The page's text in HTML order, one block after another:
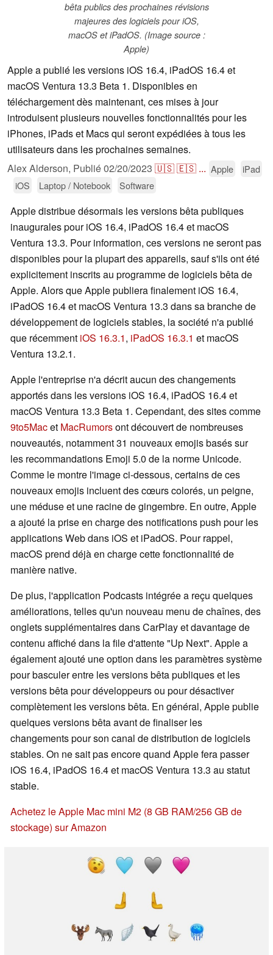
bêta publics des prochaines révisions
majeures des logiciels pour iOS,
macOS et iPadOS. (Image source :
Apple)
Apple a publié les versions iOS 16.4, iPadOS 16.4 et
macOS Ventura 13.3 Beta 1. Disponibles en
téléchargement dès maintenant, ces mises à jour
introduisent plusieurs nouvelles fonctionnalités pour les
iPhones, iPads et Macs qui seront expédiées à tous les
utilisateurs dans les prochaines semaines.
Alex Alderson, Publié02/20/2023 🇺🇸🇪🇸 ... Apple
iPad
iOS
Laptop / Notebook Software
Apple distribue désormais les versions bêta publiques
inaugurales pour iOS 16.4, iPadOS 16.4 et macOS
Ventura 13.3. Pour information, ces versions ne seront pas
disponibles pour la plupart des appareils, sauf s'ils ont été
explicitement inscrits au programme de logiciels bêta de
Apple. Alors que Apple publiera finalement iOS 16.4,
iPadOS 16.4 et macOS Ventura 13.3 dans sa branche de
développement de logiciels stables, la société n'a publié
que récemment iOS 16.3.1, iPadOS 16.3.1 et macOS
Ventura 13.2.1.
Apple l'entreprise n'a décrit aucun des changements
apportés dans les versions iOS 16.4, iPadOS 16.4 et
macOS Ventura 13.3 Beta 1. Cependant, des sites comme
9to5Macet MacRumorsont découvert de nombreuses
nouveautés, notamment 31 nouveaux emojis basés sur
les recommandations Emoji 5.0 de la norme Unicode.
Comme le montre l'image ci-dessous, certains de ces
nouveaux emojis incluent des cœurs colorés, un peigne,
une méduse et une racine de gingembre. En outre, Apple
a ajouté la prise en charge des notifications push pour les
applications Web dans iOS et iPadOS. Pour rappel,
macOS prend déjà en charge cette fonctionnalité de
manière native.
De plus, l'application Podcasts intégrée a reçu quelques
améliorations, telles qu'un nouveau menu de chaînes, des
onglets supplémentaires dans CarPlay et davantage de
contenu affiché dans la file d'attente "Up Next". Apple a
également ajouté une option dans les paramètres système
pour basculer entre les versions bêta publiques et les
versions bêta pour développeurs ou pour désactiver
complètement les versions bêta. En général, Apple publie
quelques versions bêta avant de finaliser les
changements pour son canal de distribution de logiciels
stables. On ne sait pas encore quand Apple fera passer
iOS 16.4, iPadOS 16.4 et macOS Ventura 13.3 au statut
stable.
Achetez le Apple Mac mini M2 (8 GB RAM/256 GB de
stockage) sur Amazon